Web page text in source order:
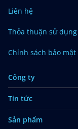
Liên hệ
Thỏa thuận sử dụng
Chính sách bảo mật
Công ty
Tin tức
Sản phẩm